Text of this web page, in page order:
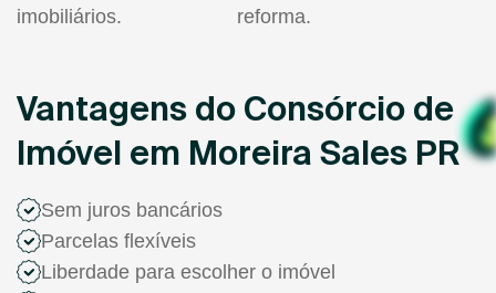
imobiliários.
reforma.
Vantagens do Consórcio de
Imóvel em Moreira Sales PR
Sem juros bancários
Parcelas flexíveis
Liberdade para escolher o imóvel